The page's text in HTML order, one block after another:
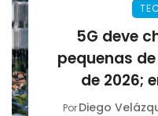
5G deve
pequenas
de 2026;
PorDiego